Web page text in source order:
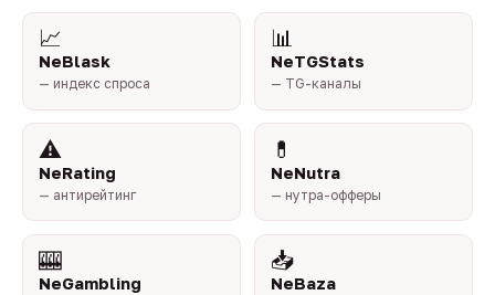
📈
NeBlask
— индекс спроса
📊
NeTGStats
— TG-каналы
⚠️
NeRating
— антирейтинг
💊
NeNutra
— нутра-офферы
🎰
NeGambling
📥
NeBaza